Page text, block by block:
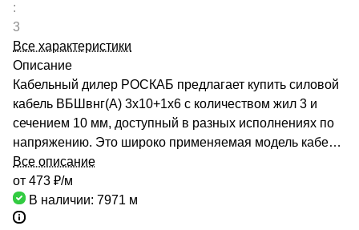
:
3
Все характеристики
Описание
Кабельный дилер РОСКАБ предлагает купить силовой
кабель ВБШвнг(А) 3х10+1х6 с количеством жил 3 и
сечением 10 мм, доступный в разных исполнениях по
напряжению. Это широко применяемая модель кабеля
всегда в наличии на складе компании. Мы обеспечим
быструю поставку необходимой кабельной продукции
любого объема. Номенклатура каталога насчитывает
более 70000 маркоразмеров. Вся продукция имеет
Все описание
от 473 ₽/м
В наличии: 7971 м